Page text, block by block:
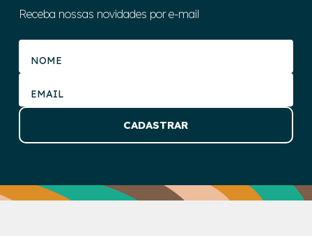
Receba nossas novidades por e-mail